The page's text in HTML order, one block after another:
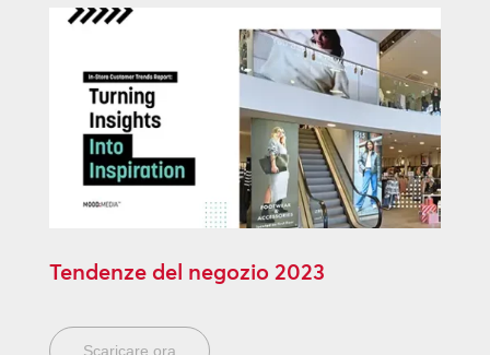
Tendenze del negozio 2023
Scaricare ora